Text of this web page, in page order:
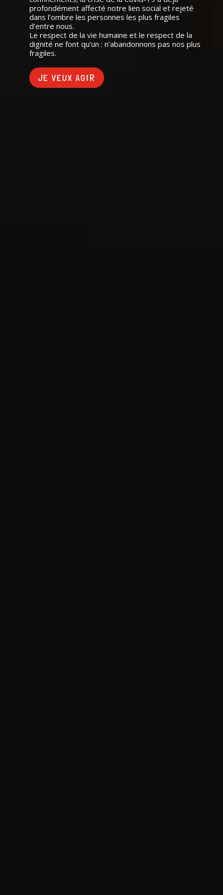
profondément affecté notre lien social et rejeté
dans l’ombre les personnes les plus fragiles
d’entre nous.
Le respect de la vie humaine et le respect de la
dignité ne font qu’un : n’abandonnons pas nos plus
fragiles.
JE VEUX AGIR
profondément affecté notre lien social et rejeté
dans l’ombre les personnes les plus fragiles
d’entre nous.
Le respect de la vie humaine et le respect de la
dignité ne font qu’un : n’abandonnons pas nos plus
fragiles.
JE VEUX AGIR